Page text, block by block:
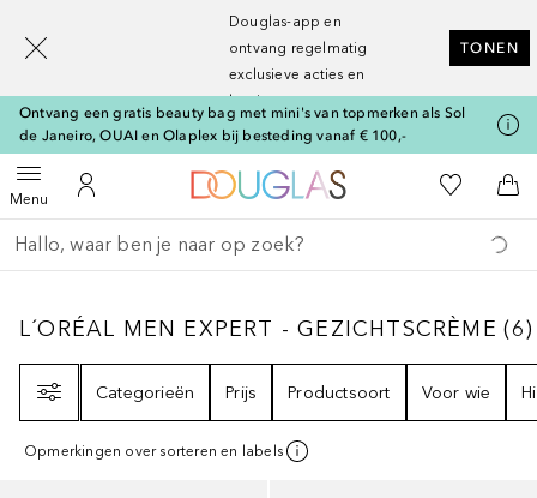
Douglas-app en
ontvang regelmatig
exclusieve acties en
kortingen
TONEN
Ontvang een gratis beauty bag met mini's van topmerken als Sol
de Janeiro, OUAI en Olaplex bij besteding vanaf € 100,-
MenuOpen menuNaar Mijn Account
Naar Douglas Home
Naar Mijn
Ga terug
Zoekopdracht uitvoeren
L´ORÉAL MEN EXPERT - GEZICHTSCRÈME6
L´ORÉAL MEN EXPERT - GEZICHTSCRÈME (6)
Categorieën
Prijs Productsoort Voor wie
Opmerkingen over sorteren en labels
[navigation.slideout.screenreader]